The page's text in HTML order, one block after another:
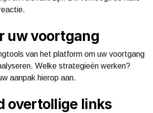
uw voortgang
van het platform om uw voortgang
Welke strategieën werken?
aanpak hierop aan.
overtollige links